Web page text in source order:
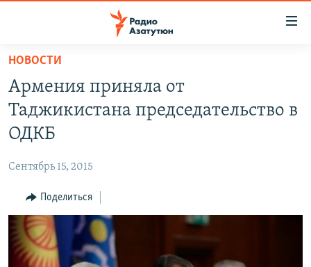
Перейти
основному
содержанию
Перейти
основной
навигации
Перейти
поиску
НОВОСТИ
ПОЛИТИКА
ЭКОНОМИКА
РЕГИОН
НАГОРНЫЙ КАРАБАХ
КУЛЬТУРА
НОВОСТИ
Армения приняла от
Таджикистана председательство в
ОДКБ
Сентябрь 15, 2015
Поделиться